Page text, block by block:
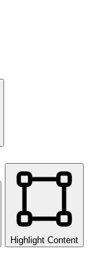
Highlight Content